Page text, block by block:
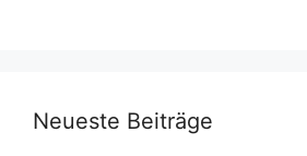
Neueste Beiträge